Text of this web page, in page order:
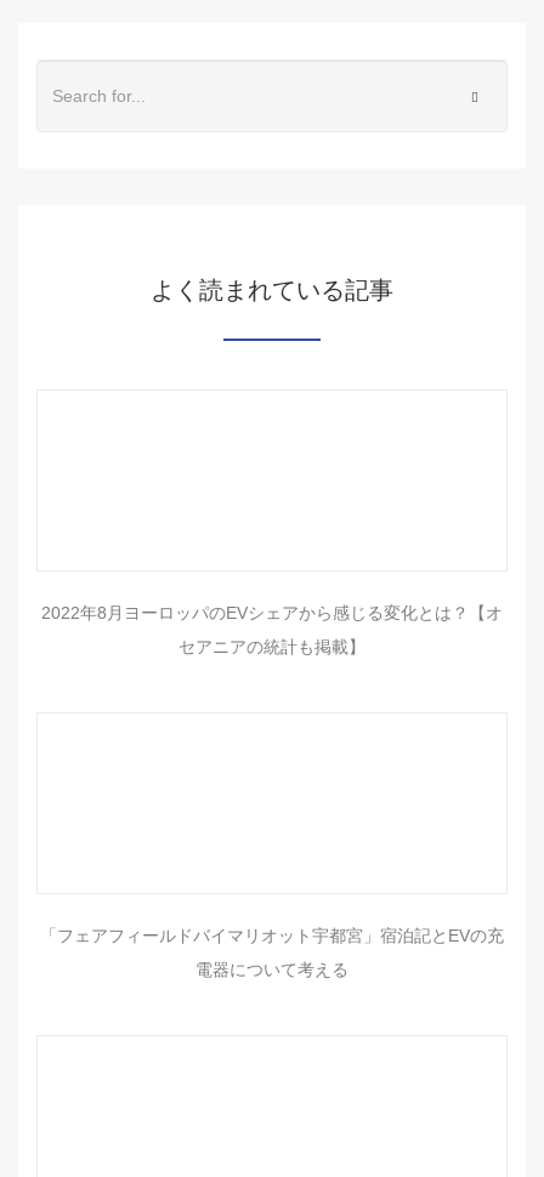
よく読まれている記事
2022年8月ヨーロッパのEVシェアから感じる変化とは？【オ
セアニアの統計も掲載】
「フェアフィールドバイマリオット宇都宮」宿泊記とEVの充
電器について考える